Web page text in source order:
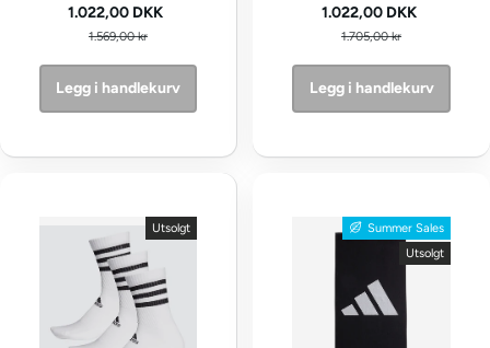
Kampanjepris
1.022,00 DKK
Vanlig pris
1.569,00 kr
Legg i handlekurv
Kampanjepris
1.022,00 DKK
Vanlig pris
1.705,00 kr
Legg i handlekurv
Utsolgt
Summer Sales
Utsolgt